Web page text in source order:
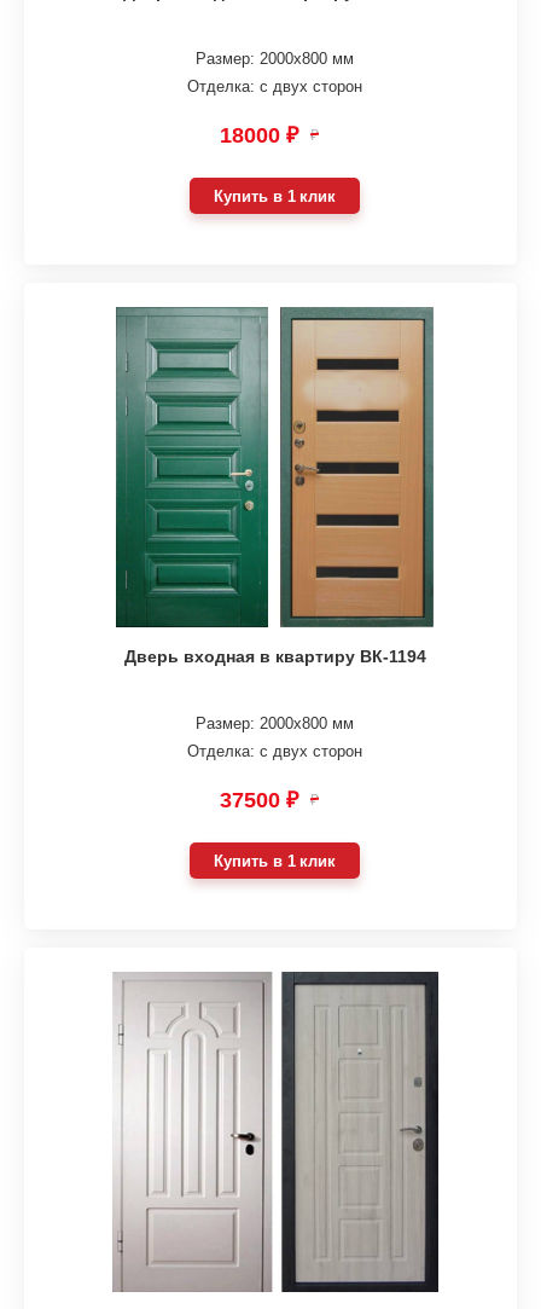
Размер: 2000х800 мм
Отделка: с двух сторон
18000 ₽ ₽
Купить в 1 клик
Дверь входная в квартиру ВК-1194
Размер: 2000х800 мм
Отделка: с двух сторон
37500 ₽ ₽
Купить в 1 клик